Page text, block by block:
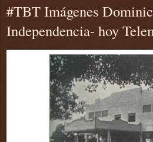
#TBT Imágenes
Independencia- hoy